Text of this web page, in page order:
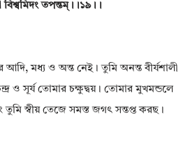
বিশ্বমিদং তপন্তম্।।১৯।।
মধ্য ও অন্ত নেই। তুমি অনন্ত বীর্যশালী
ও সূর্য তোমার চক্ষুদ্বয়। তোমার মুখমন্ডলে
তুমি স্বীয় তেজে সমস্ত জগৎ সন্তপ্ত করছ।